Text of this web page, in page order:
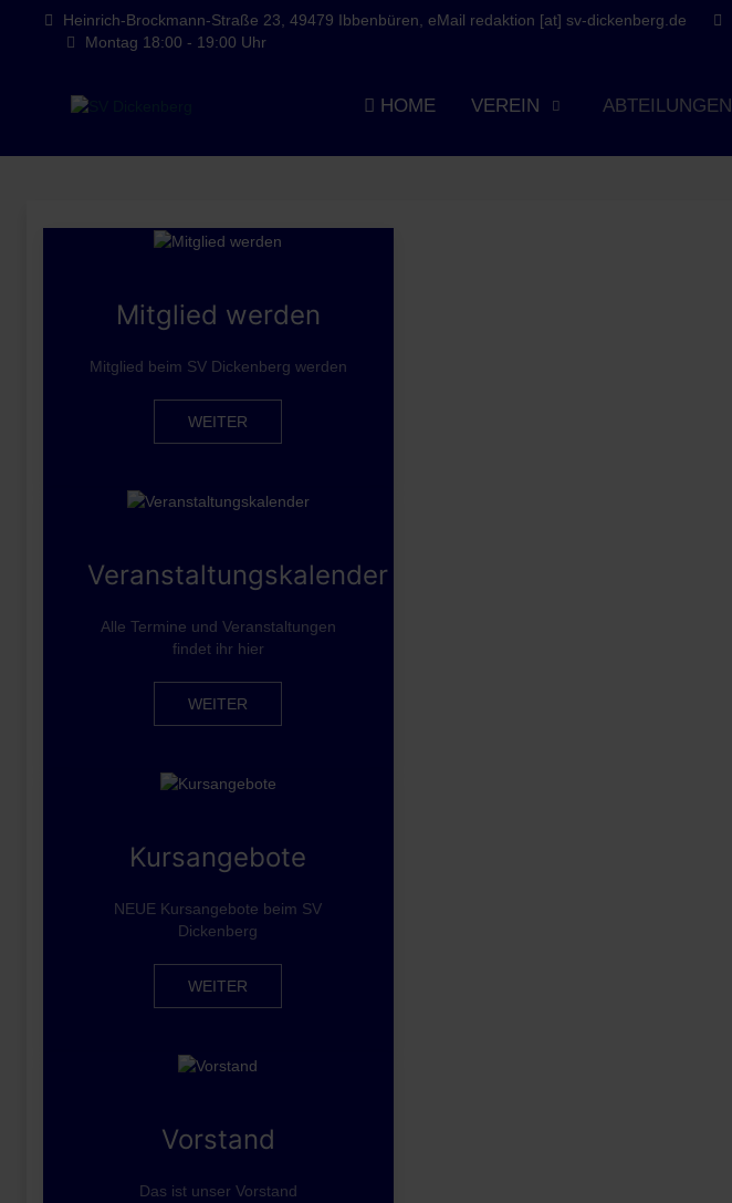
Heinrich-Brockmann-Straße 23, 49479 Ibbenbüren, eMail redaktion [at] sv-dickenberg.de
Montag 18:00 - 19:00 Uhr
HOME VEREIN ABTEILUNGEN
Mitglied werden
Mitglied beim SV Dickenberg werden
WEITER
Veranstaltungskalender
Alle Termine und Veranstaltungen
findet ihr hier
WEITER
Kursangebote
NEUE Kursangebote beim SV
Dickenberg
WEITER
Vorstand
Das ist unser Vorstand